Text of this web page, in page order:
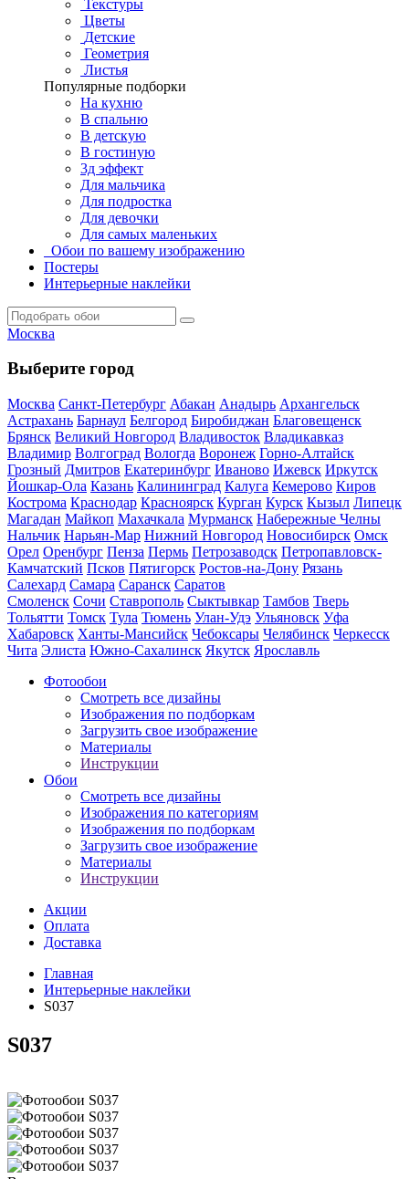
Текстуры
Цветы
Детские
Геометрия
Листья
Популярные подборки
На кухню
В спальню
В детскую
В гостиную
3д эффект
Для мальчика
Для подростка
Для девочки
Для самых маленьких
Обои по вашему изображению
Постеры
Интерьерные наклейки
Москва
Выберите город
Москва Санкт-Петербург Абакан Анадырь Архангельск
Астрахань Барнаул Белгород Биробиджан Благовещенск
Брянск Великий Новгород Владивосток Владикавказ
Владимир Волгоград Вологда Воронеж Горно-Алтайск
Грозный Дмитров Екатеринбург Иваново Ижевск Иркутск
Йошкар-Ола Казань Калининград Калуга Кемерово Киров
Кострома Краснодар Красноярск Курган Курск Кызыл Липецк
Магадан Майкоп Махачкала Мурманск Набережные Челны
Нальчик Нарьян-Мар Нижний Новгород Новосибирск Омск
Орел Оренбург Пенза Пермь Петрозаводск Петропавловск-
Камчатский Псков Пятигорск Ростов-на-Дону Рязань
Салехард Самара Саранск Саратов
Смоленск Сочи Ставрополь Сыктывкар Тамбов Тверь
Тольятти Томск Тула Тюмень Улан-Удэ Ульяновск Уфа
Хабаровск Ханты-Мансийск Чебоксары Челябинск Черкесск
Чита Элиста Южно-Сахалинск Якутск Ярославль
Фотообои
Смотреть все дизайны
Изображения по подборкам
Загрузить свое изображение
Материалы
Инструкции
Обои
Смотреть все дизайны
Изображения по категориям
Изображения по подборкам
Загрузить свое изображение
Материалы
Инструкции
Акции
Оплата
Доставка
Главная
Интерьерные наклейки
S037
S037